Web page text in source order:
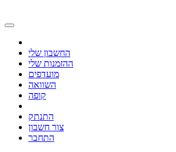
החשבון שלי
ההזמנות שלי
מועדפים
השוואה
קופה
התנתק
צור חשבון
התחבר